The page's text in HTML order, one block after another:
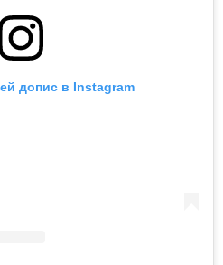
допис в Instagram